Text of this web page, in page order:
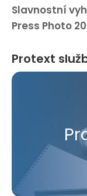
Slavnostní
Press Photo
Protext